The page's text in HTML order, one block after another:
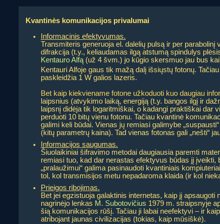
Kvantinės komunikacijos privalumai
Informacinis efektyvumas.
Transmiteris generuoja el. dalelių pulsą ir per
difrakcija (t.y., keliaudamas ilgą atstumą spindulys
Kentauro Alfą(už 4 švm.) jo kūgio skersmuo jau bus
Kentauri Alfoje gaus tik mažą dalį išsiųstų fotonų.
paskleidžia 1 W galios lazeris.
Bet kaip kiekviename fotone užkoduoti kuo daugiau
laipsnius (atvykimo laiką, energiją (t.y. bangos ilgį ir
laipsnį didėja tik logaritmiškai, o kadangi praktiškai
perduoti 10 bitų vienu fotonu. Tačiau kvantinė
galimi keli būdai. Vienas jų remiasi galimybe
(kitų parametrų kaina). Tad vienas fotonas gali „nešti“
Informacijos saugumas.
Šiuolaikiniai šifravimo metodai daugiausia paremti
remiasi tuo, kad dar nerastas efektyvus būdas jį
„pralaužimui“ galima pasinaudoti kvantiniais
tol, kol transmisijos metu nepadaroma klaida (ir kol
Prieigos ribojimas.
Bet jei egzistuoja galaktinis internetas, kaip jį
nagrinėjo lenkas M. Subotovičius 1979 m. straipsnyje
šią komunikacijos rūšį. Tačiau ji labai neefektyvi – ir
atribojant jaunas civilizacijas (tokias, kaip mūsiškė).